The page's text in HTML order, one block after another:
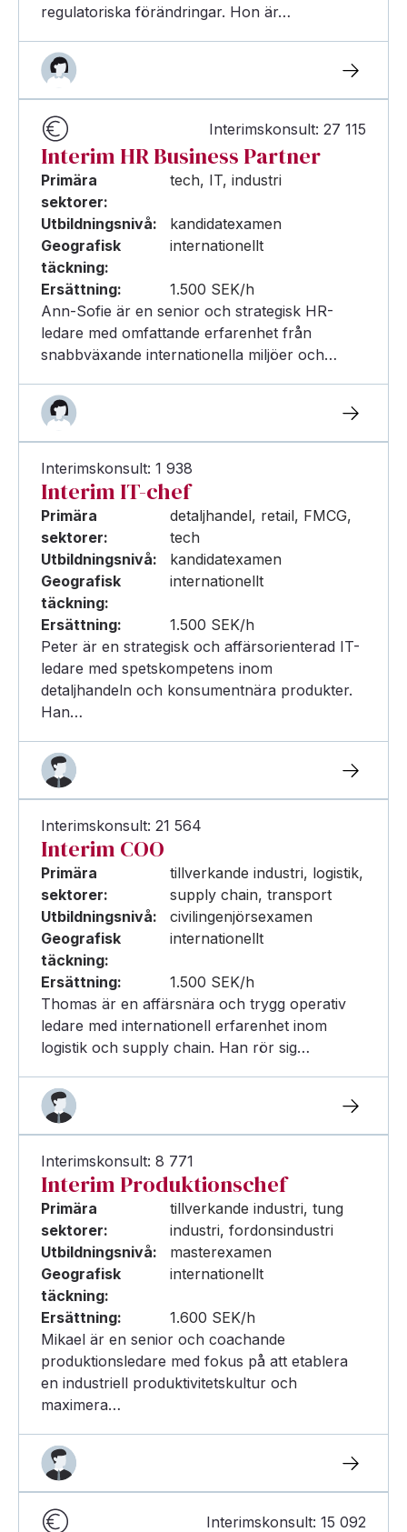
regulatoriska förändringar. Hon är…
Interimskonsult: 27 115
Interim HR Business Partner
Primära
sektorer:
tech, IT, industri
Utbildningsnivå:
kandidatexamen
Geografisk
täckning:
internationellt
Ersättning:
1.500 SEK/h
Ann-Sofie är en senior och strategisk HR-
ledare med omfattande erfarenhet från
snabbväxande internationella miljöer och…
Interimskonsult: 1 938
Interim IT-chef
Primära
sektorer:
detaljhandel, retail, FMCG,
tech
Utbildningsnivå:
kandidatexamen
Geografisk
täckning:
internationellt
Ersättning:
1.500 SEK/h
Peter är en strategisk och affärsorienterad IT-
ledare med spetskompetens inom
detaljhandeln och konsumentnära produkter.
Han…
Interimskonsult: 21 564
Interim COO
Primära
sektorer:
tillverkande industri, logistik,
supply chain, transport
Utbildningsnivå:
civilingenjörsexamen
Geografisk
täckning:
internationellt
Ersättning:
1.500 SEK/h
Thomas är en affärsnära och trygg operativ
ledare med internationell erfarenhet inom
logistik och supply chain. Han rör sig…
Interimskonsult: 8 771
Interim Produktionschef
Primära
sektorer:
tillverkande industri, tung
industri, fordonsindustri
Utbildningsnivå:
masterexamen
Geografisk
täckning:
internationellt
Ersättning:
1.600 SEK/h
Mikael är en senior och coachande
produktionsledare med fokus på att etablera
en industriell produktivitetskultur och
maximera…
Interimskonsult: 15 092